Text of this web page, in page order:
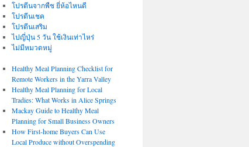
โปรตีนจากพืช ยี่ห้อไหนดี
โปรตีนเชค
โปรตีนเสริม
ไปญี่ปุ่น 5 วัน ใช้เงินเท่าไหร่
ไม่มีหมวดหมู่
Healthy Meal Planning Checklist for
Remote Workers in the Yarra Valley
Healthy Meal Planning for Local
Tradies: What Works in Alice Springs
Mackay Guide to Healthy Meal
Planning for Small Business Owners
How First-home Buyers Can Use
Local Produce without Overspending